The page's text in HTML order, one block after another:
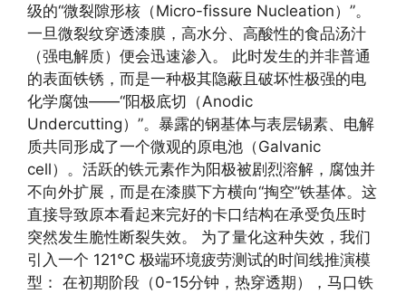
级的“微裂隙形核（Micro-fissure Nucleation）”。
一旦微裂纹穿透漆膜，高水分、高酸性的食品汤汁
（强电解质）便会迅速渗入。 此时发生的并非普通
的表面铁锈，而是一种极其隐蔽且破坏性极强的电
化学腐蚀——“阳极底切（Anodic
Undercutting）”。暴露的钢基体与表层锡素、电解
质共同形成了一个微观的原电池（Galvanic
cell）。活跃的铁元素作为阳极被剧烈溶解，腐蚀并
不向外扩展，而是在漆膜下方横向“掏空”铁基体。这
直接导致原本看起来完好的卡口结构在承受负压时
突然发生脆性断裂失效。 为了量化这种失效，我们
引入一个 121°C 极端环境疲劳测试的时间线推演模
型： 在初期阶段（0-15分钟，热穿透期），马口铁